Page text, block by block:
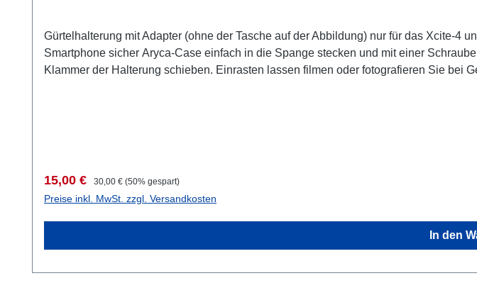
Gürtelhalterung mit Adapter (ohne der Tasche auf der Abbildung) nur für das Xcite-4 und Xcite 5 einfach den Clip an den Gürtel klemmen. Schon ist der Hardcase und Ihr
Smartphone sicher Aryca-Case einfach in die Spange stecken und mit einer Schraube den Case zusätzlich sicher am Adapter befestigen. Sitzt bombenfest Adapter auf die
Klammer der Halterung schieben. Einrasten lassen filmen oder fotografieren Sie bei Gelegenheiten, von denen Sie vorher nicht zu träumen wagten. Und beide Hände frei
Verkaufspreis:
15,00 € Regulärer Preis:
30,00 € (50% gespart)
Preise inkl. MwSt. zzgl. Versandkosten
In den